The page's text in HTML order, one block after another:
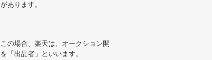
あります。
の場合、楽天は、オークション開
「出品者」といいます。